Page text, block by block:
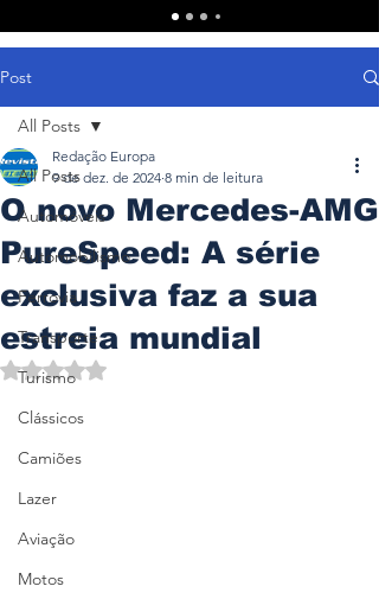
Post
All Posts
Automóveis
Automobilismo
Ferrovia
Transporte
Turismo
Clássicos
Camiões
Lazer
Aviação
Motos
All Posts
O novo Mercedes-AMG
PureSpeed: A série
exclusiva faz a sua
estreia mundial
Redação Europa
9 de dez. de 2024 8 min de leitura
Avaliado com NaN de 5 estrelas.